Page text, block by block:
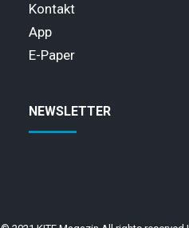
Kontakt
App
E-Paper
NEWSLETTER